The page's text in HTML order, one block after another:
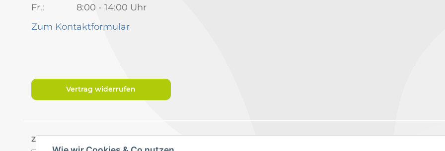
Fr.: 8:00 - 14:00 Uhr
Zum Kontaktformular
Vertrag widerrufen
Zahlungsarten